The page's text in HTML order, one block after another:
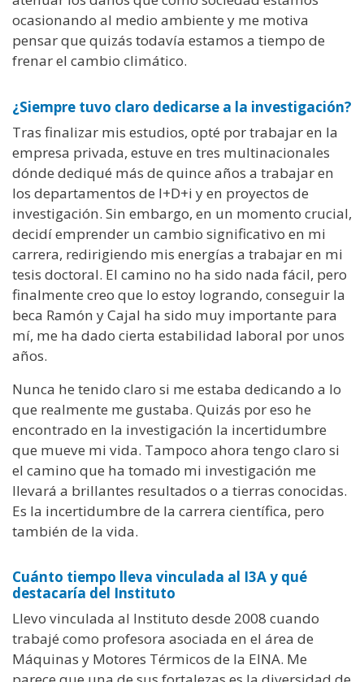
ocasionando al medio ambiente y me motiva
pensar que quizás todavía estamos a tiempo de
frenar el cambio climático.
¿Siempre tuvo claro dedicarse a la investigación?
Tras finalizar mis estudios, opté por trabajar en la
empresa privada, estuve en tres multinacionales
dónde dediqué más de quince años a trabajar en
los departamentos de I+D+i y en proyectos de
investigación. Sin embargo, en un momento crucial,
decidí emprender un cambio significativo en mi
carrera, redirigiendo mis energías a trabajar en mi
tesis doctoral. El camino no ha sido nada fácil, pero
finalmente creo que lo estoy logrando, conseguir la
beca Ramón y Cajal ha sido muy importante para
mí, me ha dado cierta estabilidad laboral por unos
años.
Nunca he tenido claro si me estaba dedicando a lo
que realmente me gustaba. Quizás por eso he
encontrado en la investigación la incertidumbre
que mueve mi vida. Tampoco ahora tengo claro si
el camino que ha tomado mi investigación me
llevará a brillantes resultados o a tierras conocidas.
Es la incertidumbre de la carrera científica, pero
también de la vida.
Cuánto tiempo lleva vinculada al I3A y qué
destacaría del Instituto
Llevo vinculada al Instituto desde 2008 cuando
trabajé como profesora asociada en el área de
Máquinas y Motores Térmicos de la EINA. Me